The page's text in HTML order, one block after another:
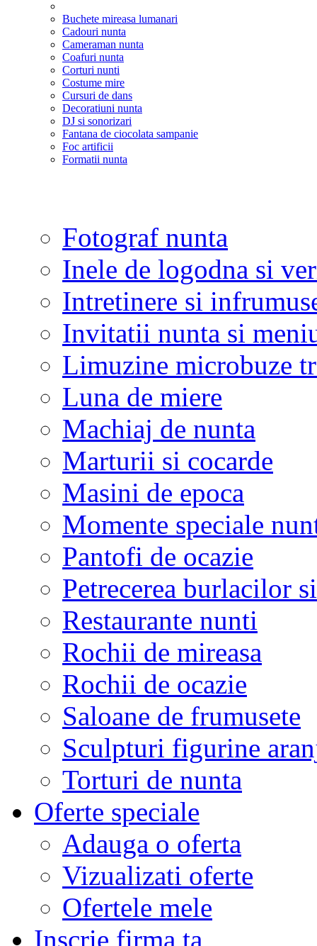
Buchete mireasa lumanari
Cadouri nunta
Cameraman nunta
Coafuri nunta
Corturi nunti
Costume mire
Cursuri de dans
Decoratiuni nunta
DJ si sonorizari
Fantana de ciocolata sampanie
Foc artificii
Formatii nunta
Fotograf nunta
Inele de logodna si
Intretinere si
Invitatii nunta si
Limuzine microbuze
Luna de miere
Machiaj de nunta
Marturii si cocarde
Masini de epoca
Momente speciale
Pantofi de ocazie
Petrecerea burlacilor
Restaurante nunti
Rochii de mireasa
Rochii de ocazie
Saloane de frumusete
Sculpturi figurine
Torturi de nunta
Oferte speciale
Adauga o oferta
Vizualizati oferte
Ofertele mele
Inscrie firma ta